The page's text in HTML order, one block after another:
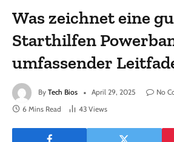
Was zeichnet eine
Starthilfen
umfassender
By Tech Bios April 29, 2025
No
6 Mins Read
43 Views